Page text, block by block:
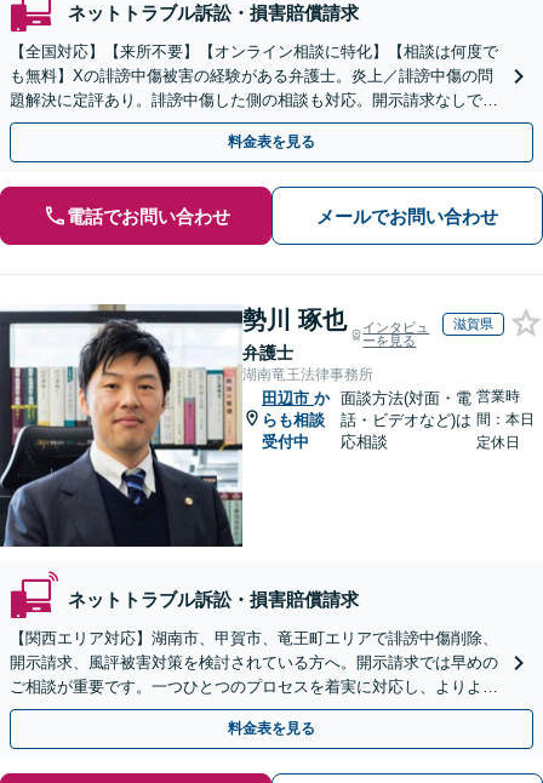
ネットトラブル訴訟・損害賠償請求
【全国対応】【来所不要】【オンライン相談に特化】【相談は何度で
も無料】Xの誹謗中傷被害の経験がある弁護士。炎上／誹謗中傷の問
題解決に定評あり。誹謗中傷した側の相談も対応。開示請求なしで本
人の特定ができる場合もあり。
料金表を見る
電話でお問い合わせ メールでお問い合わせ
勢川 琢也
弁護士
インタビュ
ーを見る
滋賀県
湖南竜王法律事務所
田辺市 か
らも相談
受付中
面談方法(対面・電
話・ビデオなど)は
応相談
営業時
間：本日
定休日
ネットトラブル訴訟・損害賠償請求
【関西エリア対応】湖南市、甲賀市、竜王町エリアで誹謗中傷削除、
開示請求、風評被害対策を検討されている方へ。開示請求では早めの
ご相談が重要です。一つひとつのプロセスを着実に対応し、よりよい
解決に向けて尽力いたします【Web面談OK】
料金表を見る